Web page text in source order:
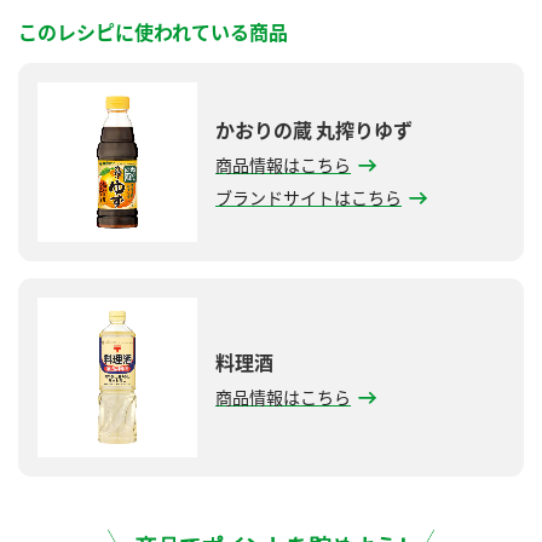
このレシピに使われている商品
かおりの蔵 丸搾りゆず
商品情報はこちら
ブランドサイトはこちら
料理酒
商品情報はこちら